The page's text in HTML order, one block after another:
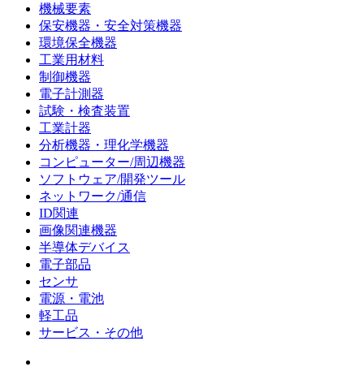
機械要素
保安機器・安全対策機器
環境保全機器
工業用材料
制御機器
電子計測器
試験・検査装置
工業計器
分析機器・理化学機器
コンピューター/周辺機器
ソフトウェア/開発ツール
ネットワーク/通信
ID関連
画像関連機器
半導体デバイス
電子部品
センサ
電源・電池
軽工品
サービス・その他